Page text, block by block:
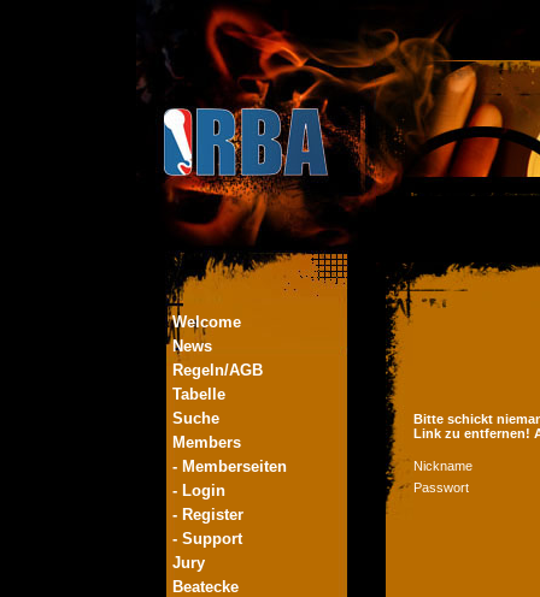
Welcome
News
Regeln/AGB
Tabelle
Suche
Members
- Memberseiten
- Login
- Register
- Support
Jury
Beatecke
Bitte schickt
Link zu entfernen!
Nickname
Passwort